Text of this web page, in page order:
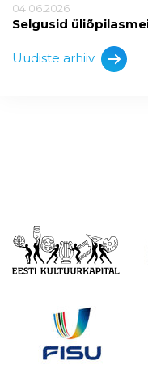
04.06.2026
Selgusid
Uudiste arhiiv